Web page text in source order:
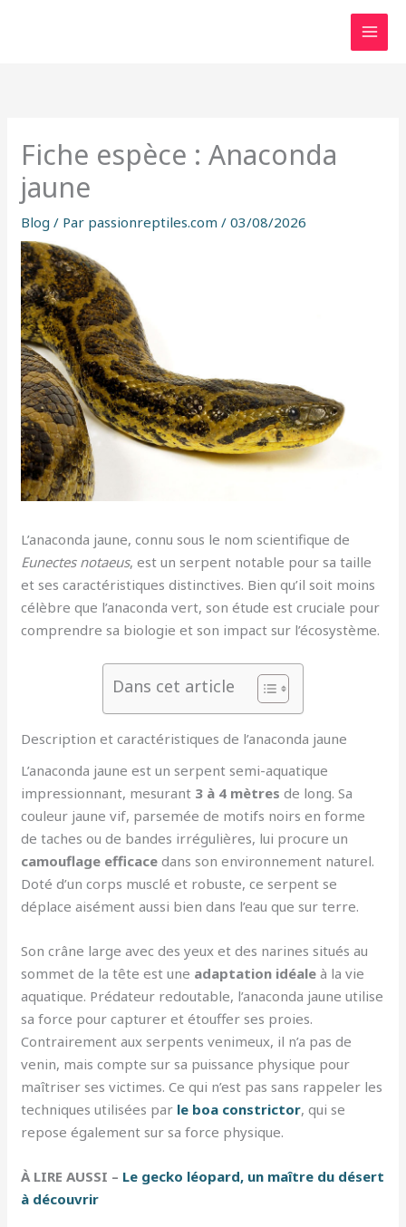
Fiche espèce : Anaconda
jaune
Blog / Par passionreptiles.com/03/08/2026
L’anaconda jaune, connu sous le nom scientifique de
Eunectes notaeus, est un serpent notable pour sa taille
et ses caractéristiques distinctives. Bien qu’il soit moins
célèbre que l’anaconda vert, son étude est cruciale pour
comprendre sa biologie et son impact sur l’écosystème.
Dans cet article
Description et caractéristiques de l’anaconda jaune
L’anaconda jaune est un serpent semi-aquatique
impressionnant, mesurant 3 à 4 mètres de long. Sa
couleur jaune vif, parsemée de motifs noirs en forme
de taches ou de bandes irrégulières, lui procure un
camouflage efficace dans son environnement naturel.
Doté d’un corps musclé et robuste, ce serpent se
déplace aisément aussi bien dans l’eau que sur terre.
Son crâne large avec des yeux et des narines situés au
sommet de la tête est une adaptation idéale à la vie
aquatique. Prédateur redoutable, l’anaconda jaune utilise
sa force pour capturer et étouffer ses proies.
Contrairement aux serpents venimeux, il n’a pas de
venin, mais compte sur sa puissance physique pour
maîtriser ses victimes. Ce qui n’est pas sans rappeler les
techniques utilisées par le boa constrictor, qui se
repose également sur sa force physique.
À LIRE AUSSI – Le gecko léopard, un maître du désert
à découvrir